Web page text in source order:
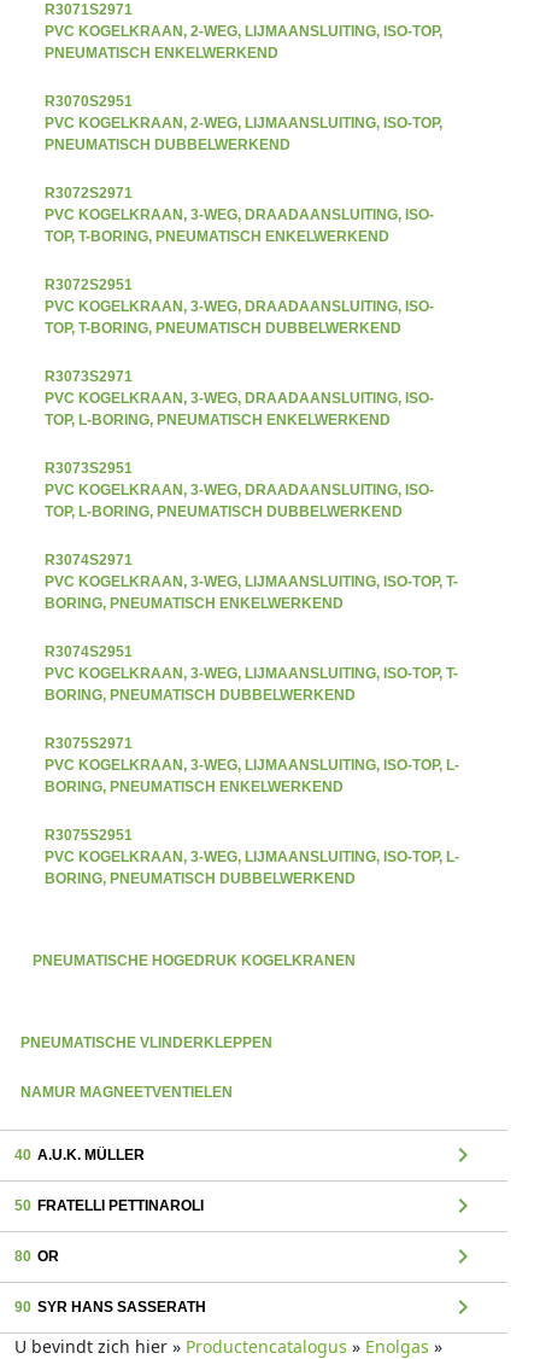
R3071S2971
PVC KOGELKRAAN, 2-WEG, LIJMAANSLUITING, ISO-TOP,
PNEUMATISCH ENKELWERKEND
R3070S2951
PVC KOGELKRAAN, 2-WEG, LIJMAANSLUITING, ISO-TOP,
PNEUMATISCH DUBBELWERKEND
R3072S2971
PVC KOGELKRAAN, 3-WEG, DRAADAANSLUITING, ISO-
TOP, T-BORING, PNEUMATISCH ENKELWERKEND
R3072S2951
PVC KOGELKRAAN, 3-WEG, DRAADAANSLUITING, ISO-
TOP, T-BORING, PNEUMATISCH DUBBELWERKEND
R3073S2971
PVC KOGELKRAAN, 3-WEG, DRAADAANSLUITING, ISO-
TOP, L-BORING, PNEUMATISCH ENKELWERKEND
R3073S2951
PVC KOGELKRAAN, 3-WEG, DRAADAANSLUITING, ISO-
TOP, L-BORING, PNEUMATISCH DUBBELWERKEND
R3074S2971
PVC KOGELKRAAN, 3-WEG, LIJMAANSLUITING, ISO-TOP, T-
BORING, PNEUMATISCH ENKELWERKEND
R3074S2951
PVC KOGELKRAAN, 3-WEG, LIJMAANSLUITING, ISO-TOP, T-
BORING, PNEUMATISCH DUBBELWERKEND
R3075S2971
PVC KOGELKRAAN, 3-WEG, LIJMAANSLUITING, ISO-TOP, L-
BORING, PNEUMATISCH ENKELWERKEND
R3075S2951
PVC KOGELKRAAN, 3-WEG, LIJMAANSLUITING, ISO-TOP, L-
BORING, PNEUMATISCH DUBBELWERKEND
PNEUMATISCHE HOGEDRUK KOGELKRANEN
PNEUMATISCHE VLINDERKLEPPEN
NAMUR MAGNEETVENTIELEN
40 A.U.K. MÜLLER chevron_right
50 FRATELLI PETTINAROLI chevron_right
80 OR chevron_right
90 SYR HANS SASSERATH chevron_right
U bevindt zich hier » Productencatalogus » Enolgas »